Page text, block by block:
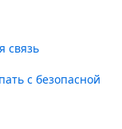
связь
с безопасной